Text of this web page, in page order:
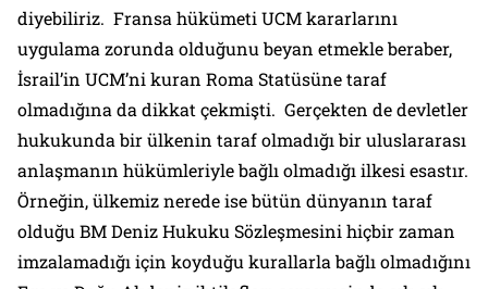
diyebiliriz. Fransa hükümeti UCM kararlarını
uygulama zorunda olduğunu beyan etmekle beraber,
İsrail’in UCM’ni kuran Roma Statüsüne taraf
olmadığına da dikkat çekmişti. Gerçekten de devletler
hukukunda bir ülkenin taraf olmadığı bir uluslararası
anlaşmanın hükümleriyle bağlı olmadığı ilkesi esastır.
Örneğin, ülkemiz nerede ise bütün dünyanın taraf
olduğu BM Deniz Hukuku Sözleşmesini hiçbir zaman
imzalamadığı için koyduğu kurallarla bağlı olmadığını